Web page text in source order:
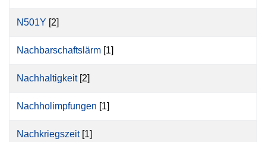
N501Y [2]
Nachbarschaftslärm [1]
Nachhaltigkeit[2]
Nachholimpfungen [1]
Nachkriegszeit[1]